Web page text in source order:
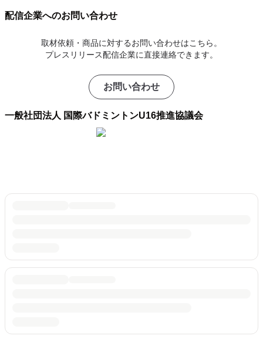
配信企業へのお問い合わせ
取材依頼・商品に対するお問い合わせはこちら。
プレスリリース配信企業に直接連絡できます。
お問い合わせ
一般社団法人 国際バドミントンU16推進協議会